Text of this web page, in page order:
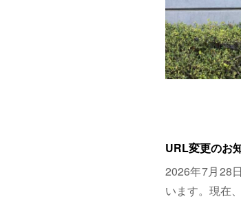
URL変更のお
2026年7月28
います。現在